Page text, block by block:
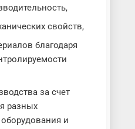
свойств,
благодаря
за счет
разных
и